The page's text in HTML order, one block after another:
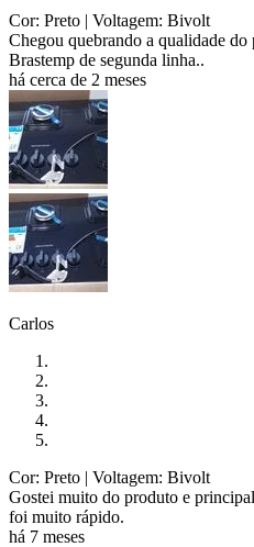
Cor: Preto | Voltagem: Bivolt
Chegou quebrando a qualidade
Brastemp de segunda linha..
há cerca de 2 meses
Carlos
Cor: Preto | Voltagem: Bivolt
Gostei muito do produto e
foi muito rápido.
há 7 meses